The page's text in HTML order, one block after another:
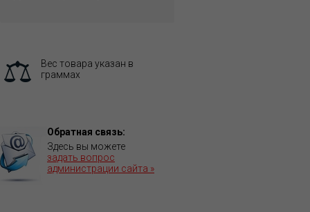
Вес товара указан в
граммах
Обратная связь:
Здесь вы можете
задать вопрос
администрации сайта »